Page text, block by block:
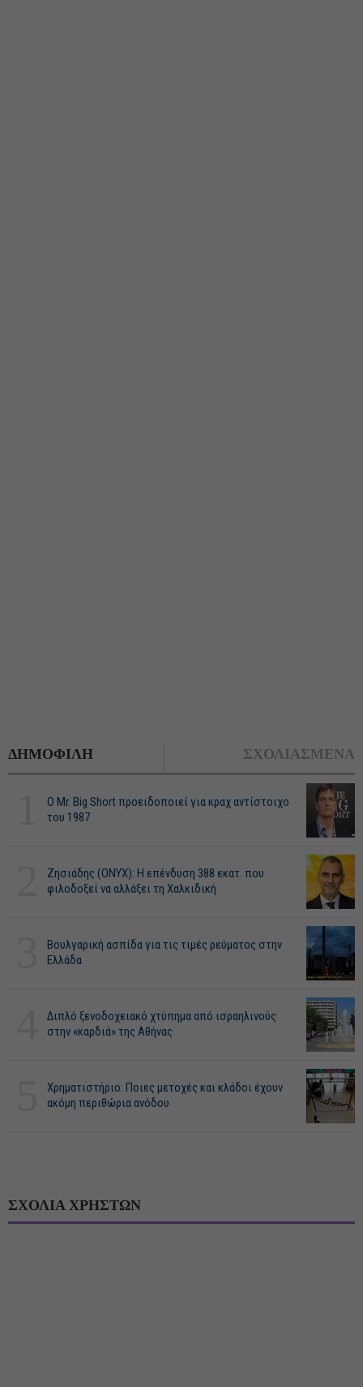
ΔΗΜΟΦΙΛΗ ΣΧΟΛΙΑΣΜΕΝΑ
O Mr. Big Short προειδοποιεί για κραχ αντίστοιχο
του 1987
Ζησιάδης (ONYX): Η επένδυση 388 εκατ. που
φιλοδοξεί να αλλάξει τη Χαλκιδική
Βουλγαρική ασπίδα για τις τιμές ρεύματος στην
Ελλάδα
Διπλό ξενοδοχειακό χτύπημα από ισραηλινούς
στην «καρδιά» της Αθήνας
Χρηματιστήριο: Ποιες μετοχές και κλάδοι έχουν
ακόμη περιθώρια ανόδου
ΣΧΟΛΙΑ ΧΡΗΣΤΩΝ